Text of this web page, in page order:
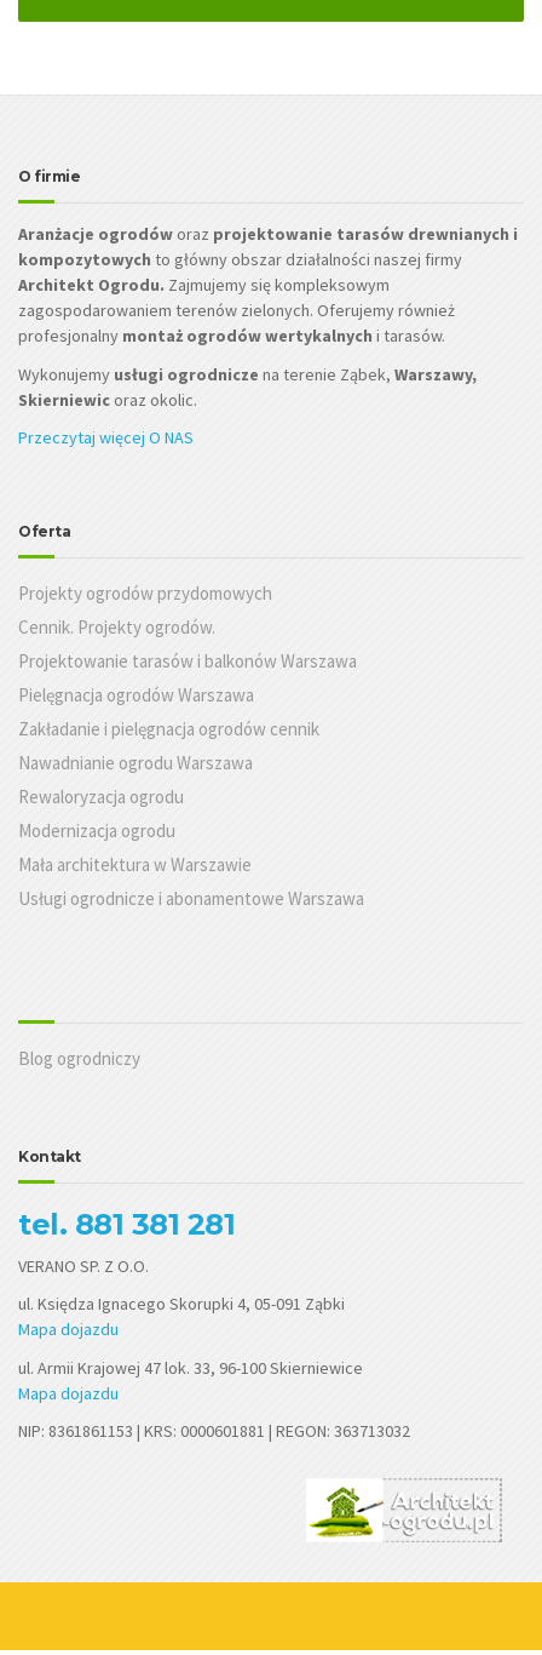
O firmie
Aranżacje ogrodów oraz projektowanie tarasów drewnianych i
kompozytowych to główny obszar działalności naszej firmy
Architekt Ogrodu. Zajmujemy się kompleksowym
zagospodarowaniem terenów zielonych. Oferujemy również
profesjonalny montaż ogrodów wertykalnych i tarasów.
Wykonujemy usługi ogrodnicze na terenie Ząbek, Warszawy,
Skierniewic oraz okolic.
Przeczytaj więcej O NAS
Oferta
Projekty ogrodów przydomowych
Cennik. Projekty ogrodów.
Projektowanie tarasów i balkonów Warszawa
Pielęgnacja ogrodów Warszawa
Zakładanie i pielęgnacja ogrodów cennik
Nawadnianie ogrodu Warszawa
Rewaloryzacja ogrodu
Modernizacja ogrodu
Mała architektura w Warszawie
Usługi ogrodnicze i abonamentowe Warszawa
Blog ogrodniczy
Kontakt
tel. 881 381 281
VERANO SP. Z O.O.
ul. Księdza Ignacego Skorupki 4, 05-091 Ząbki
Mapa dojazdu
ul. Armii Krajowej 47 lok. 33, 96-100 Skierniewice
Mapa dojazdu
NIP: 8361861153 | KRS: 0000601881 | REGON: 363713032